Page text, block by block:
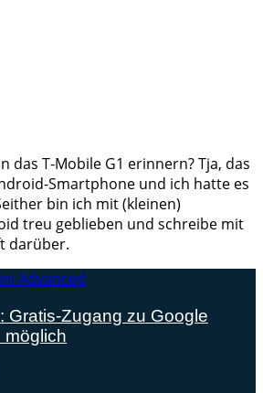
das T-Mobile G1 erinnern? Tja, das
Smartphone und ich hatte es
bin ich mit (kleinen)
treu geblieben und schreibe mit
darüber.
Gratis-Zugang zu Google
möglich